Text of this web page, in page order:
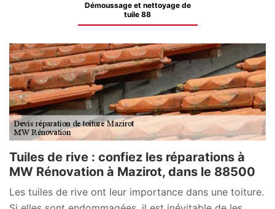
Démoussage et nettoyage de
tuile 88
Tuiles de rive : confiez les réparations à
MW Rénovation à Mazirot, dans le 88500
Les tuiles de rive ont leur importance dans une toiture.